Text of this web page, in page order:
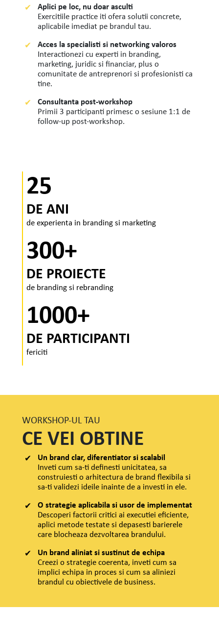
Aplici pe loc, nu doar asculti
Exercitiile practice iti ofera solutii concrete,
aplicabile imediat pe brandul tau.
Acces la specialisti si networking valoros
Interactionezi cu experti in branding,
marketing, juridic si financiar, plus o
comunitate de antreprenori si profesionisti ca
tine.
Consultanta post-workshop
Primii 3 participanti primesc o sesiune 1:1 de
follow-up post-workshop.
25
DE ANI
de experienta in branding si marketing
300+
DE PROIECTE
de branding si rebranding
1000+
DE PARTICIPANTI
fericiti
WORKSHOP-UL TAU
CE VEI OBTINE
Un brand clar, diferentiator si scalabil
Inveti cum sa-ti definesti unicitatea, sa
construiesti o arhitectura de brand flexibila si
sa-ti validezi ideile inainte de a investi in ele.
O strategie aplicabila si usor de implementat
Descoperi factorii critici ai executiei eficiente,
aplici metode testate si depasesti barierele
care blocheaza dezvoltarea brandului.
Un brand aliniat si sustinut de echipa
Creezi o strategie coerenta, inveti cum sa
implici echipa in proces si cum sa aliniezi
brandul cu obiectivele de business.